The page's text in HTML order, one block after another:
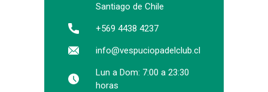
Santiago de Chile
+569 4438 4237
info@vespuciopadelclub.cl
Lun a Dom: 7:00 a 23:30
horas